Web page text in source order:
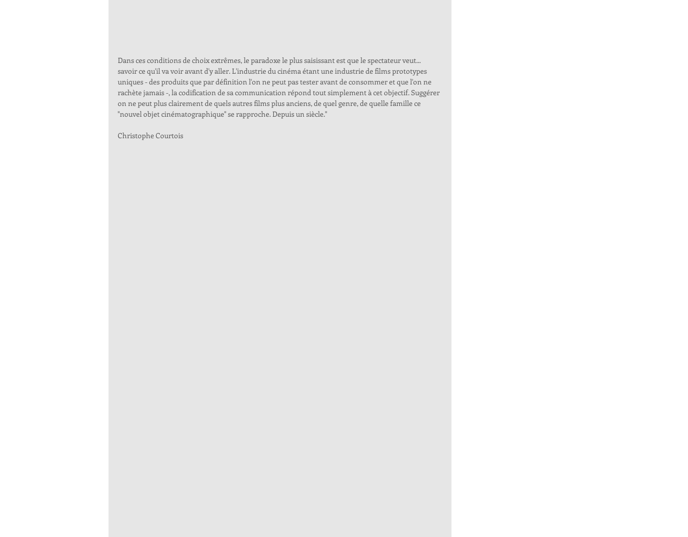
Dans ces conditions de choix extrêmes, le paradoxe le plus saisissant est que le spectateur veut...
savoir ce qu'il va voir avant d'y aller. L'industrie du cinéma étant une industrie de films prototypes
uniques - des produits que par définition l'on ne peut pas tester avant de consommer et que l'on ne
rachète jamais -, la codification de sa communication répond tout simplement à cet objectif. Suggérer
on ne peut plus clairement de quels autres films plus anciens, de quel genre, de quelle famille ce
"nouvel objet cinématographique" se rapproche. Depuis un siècle."
Christophe Courtois